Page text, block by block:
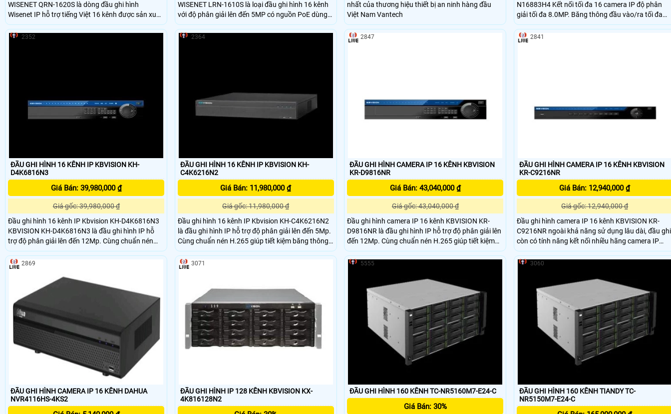
WISENET QRN-1620S là dòng đầu ghi hình
Wisenet IP hỗ trợ tiếng Việt 16 kênh được sản xuất
bởi Hanwha Techwin. Dòng sản phẩm này có sẵn
cổng cấp nguồn PoE mang đến sự tiện ích hơn cho
WISENET LRN-1610S là loại đầu ghi hình 16 kênh
với độ phân giải lên đến 5MP có nguồn PoE dùng
cho camera IP. LRN-1610S/VAP thuôc dòng L
Series là dòng đầu ghi chất lượng giá tốt thường
nhất của thương hiệu thiết bị an ninh hàng đầu
Việt Nam Vantech
N16883H4 Kết nối tối đa 16 camera IP độ phân
giải tối đa 8.0MP. Băng thông đầu vào/ra tối đa
160Mbps/256Mbps. Chuẩn nén: H
ĐẦU GHI HÌNH 16 KÊNH IP KBVISION KH-
D4K6816N3
Giá Bán: 39,980,000 ₫
Giá gốc: 39,980,000 ₫
Đầu ghi hình 16 kênh IP Kbvision KH-D4K6816N3
KBVISION KH-D4K6816N3 là đầu ghi hình IP hỗ
trợ độ phân giải lên đến 12Mp. Cùng chuẩn nén
H.265 giúp tiết kiệm băng thông và ổ cứng.
2352
ĐẦU GHI HÌNH 16 KÊNH IP KBVISION KH-
C4K6216N2
Giá Bán: 11,980,000 ₫
Giá gốc: 11,980,000 ₫
Đầu ghi hình 16 kênh IP Kbvision KH-C4K6216N2
là đầu ghi hình IP hỗ trợ độ phân giải lên đến 5Mp.
Cùng chuẩn nén H.265 giúp tiết kiệm băng thông
và ổ cứng.
2364
ĐẦU GHI HÌNH CAMERA IP 16 KÊNH KBVISION
KR-D9816NR
Giá Bán: 43,040,000 ₫
Giá gốc: 43,040,000 ₫
Đầu ghi hình camera IP 16 kênh KBVISION KR-
D9816NR là đầu ghi hình IP hỗ trợ độ phân giải lên
đến 12Mp. Cùng chuẩn nén H.265 giúp tiết kiệm
băng thông và ổ cứng
2847
ĐẦU GHI HÌNH CAMERA IP 16 KÊNH KBVISION
KR-C9216NR
Giá Bán: 12,940,000 ₫
Giá gốc: 12,940,000 ₫
Đầu ghi hình camera IP 16 kênh KBVISION KR-
C9216NR ngoài khả năng sử dụng lâu dài, đầu ghi
còn có tính năng kết nối nhiều hãng camera IP
khác nhau Quan sát từ xa qua điện thoại di động
bằng Cloud. đem lại nhiều tính năng độc đáo.
2841
ĐẦU GHI HÌNH CAMERA IP 16 KÊNH DAHUA
NVR4116HS-4KS2
2869
ĐẦU GHI HÌNH IP 128 KÊNH KBVISION KX-
4K816128N2
3071
ĐẦU GHI HÌNH 160 KÊNH TC-NR5160M7-E24-C
Giá Bán: 30%
5555
ĐẦU GHI HÌNH 160 KÊNH TIANDY TC-
NR5150M7-E24-C
3060